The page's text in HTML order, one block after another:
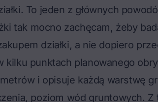
. To jeden z głównych
tak mocno zachęcam, żeby
działki, a nie dopiero
kilku punktach planowanego
i opisuje każdą warstwę
poziom wód gruntowych. Z